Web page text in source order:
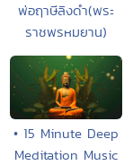
พ่อฤาษีลิงดำ(พระ
ราชพรหมยาน)
• 15 Minute Deep
Meditation Music